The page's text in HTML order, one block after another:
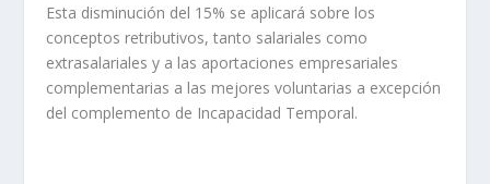
Esta disminución del 15% se aplicará sobre los
conceptos retributivos, tanto salariales como
extrasalariales y a las aportaciones empresariales
complementarias a las mejores voluntarias a excepción
del complemento de Incapacidad Temporal.